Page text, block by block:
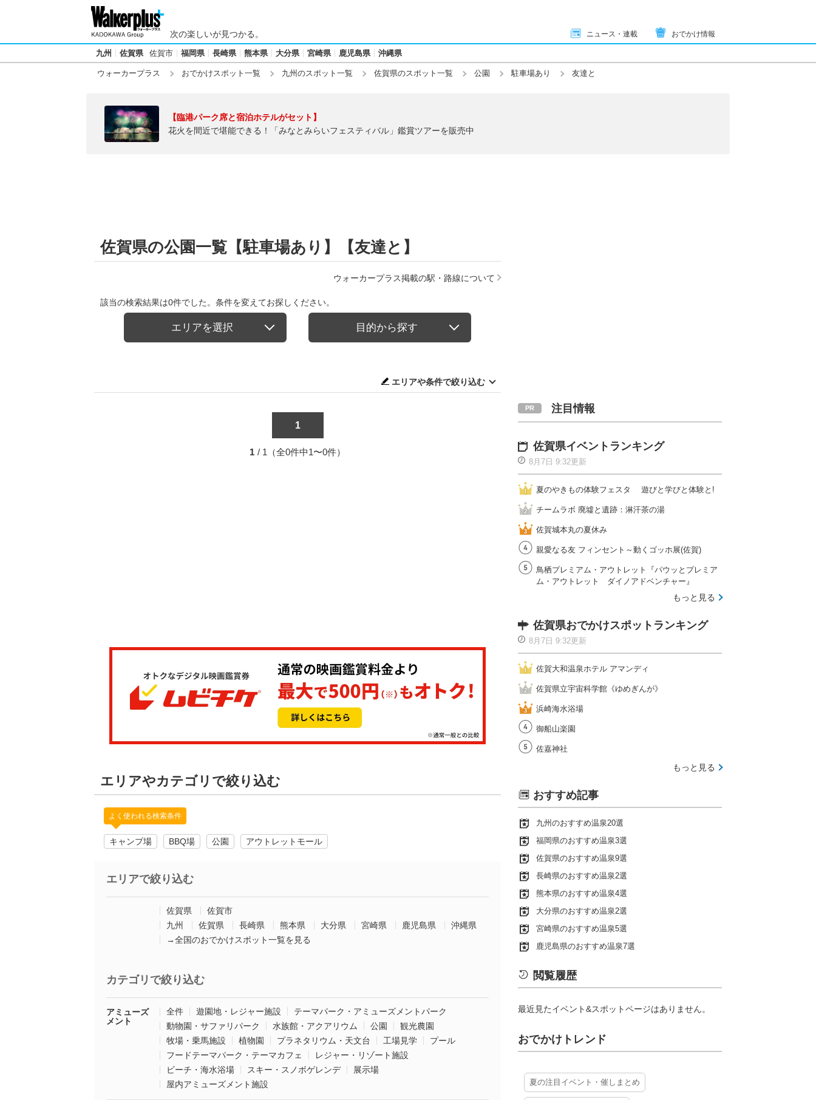
次の楽しいが見つかる。 ニュース・連載 おでかけ情報
九州 佐賀県 佐賀市 福岡県 長崎県 熊本県 大分県 宮崎県 鹿児島県 沖縄県
ウォーカープラス おでかけスポット一覧 九州のスポット一覧 佐賀県のスポット一覧 公園 駐車場あり 友達と
【臨港パーク席と宿泊ホテルがセット】
花火を間近で堪能できる！「みなとみらいフェスティバル」鑑賞ツアーを販売中
佐賀県の公園一覧【駐車場あり】【友達と】
ウォーカープラス掲載の駅・路線について
該当の検索結果は0件でした。条件を変えてお探しください。
エリアを選択 目的から探す
エリアや条件で絞り込む
1
1 / 1（全0件中1〜0件）
エリアやカテゴリで絞り込む
よく使われる検索条件
キャンプ場 BBQ場 公園 アウトレットモール
エリアで絞り込む
佐賀県
佐賀市
九州
佐賀県 長崎県 熊本県 大分県 宮崎県 鹿児島県
沖縄県
→全国のおでかけスポット一覧を見る
カテゴリで絞り込む
アミューズ
メント
全件 遊園地・レジャー施設
テーマパーク・アミューズメントパーク
動物園・サファリパーク
水族館・アクアリウム 公園
観光農園
牧場・乗馬施設
植物園 プラネタリウム・天文台 工場見学
プール
フードテーマパーク・テーマカフェ
レジャー・リゾート施設
ビーチ・海水浴場
スキー・スノボゲレンデ
展示場
屋内アミューズメント施設
注目情報
佐賀県イベントランキング
8月7日 9:32更新
夏のやきもの体験フェスタ 遊びと学びと体験と!
チームラボ 廃墟と遺跡：淋汗茶の湯
佐賀城本丸の夏休み
親愛なる友 フィンセント～動くゴッホ展(佐賀)
鳥栖プレミアム・アウトレット『パウッとプレミア
ム・アウトレット ダイノアドベンチャー』
もっと見る
佐賀県おでかけスポットランキング
8月7日 9:32更新
佐賀大和温泉ホテル アマンディ
佐賀県立宇宙科学館《ゆめぎんが》
浜崎海水浴場
御船山楽園
佐嘉神社
もっと見る
おすすめ記事
九州のおすすめ温泉20選
福岡県のおすすめ温泉3選
佐賀県のおすすめ温泉9選
長崎県のおすすめ温泉2選
熊本県のおすすめ温泉4選
大分県のおすすめ温泉2選
宮崎県のおすすめ温泉5選
鹿児島県のおすすめ温泉7選
閲覧履歴
最近見たイベント&スポットページはありません。
おでかけトレンド
夏の注目イベント・催しまとめ